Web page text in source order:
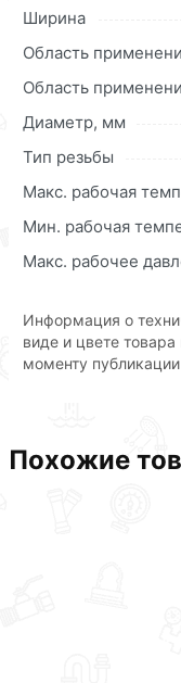
это монтаж без
приветствуется
Для приобретения
«Быстрый заказ»
Условия доставки
действительны в
Наши
рекомендуем
Ширина
Область
Область
Диаметр, мм
Тип резьбы
Макс. рабочая
Мин. рабочая
Макс. рабочее
Информация о
виде и цвете
моменту
Похожие